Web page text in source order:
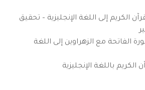
الكريم إلى اللغة الإنجليزية – تحقيق
الفاتحة مع الزهراوين إلى اللغة
الكريم باللغة الإنجليزية